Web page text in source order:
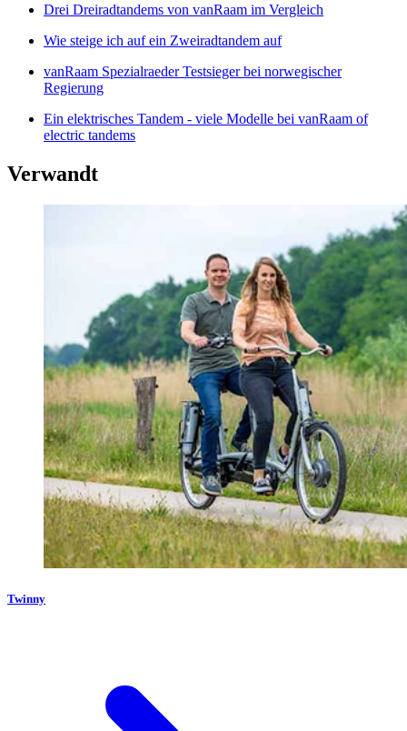
Drei Dreiradtandems von vanRaam im Vergleich
Wie steige ich auf ein Zweiradtandem auf
vanRaam Spezialraeder Testsieger bei norwegischer
Regierung
Ein elektrisches Tandem - viele Modelle bei vanRaam of
electric tandems
Verwandt
Twinny